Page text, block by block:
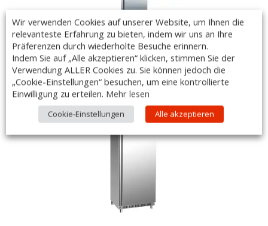
Gewerbekühlschrank GK650TN
€ 999,00
€ 1.198,80inkl. MwSt.)
Wir verwenden Cookies auf unserer Website, um Ihnen die
relevanteste Erfahrung zu bieten, indem wir uns an Ihre
Präferenzen durch wiederholte Besuche erinnern.
Indem Sie auf „Alle akzeptieren“ klicken, stimmen Sie der
Verwendung ALLER Cookies zu. Sie können jedoch die
„Cookie-Einstellungen“ besuchen, um eine kontrollierte
Einwilligung zu erteilen. Mehr lesen
Cookie-Einstellungen Alle akzeptieren